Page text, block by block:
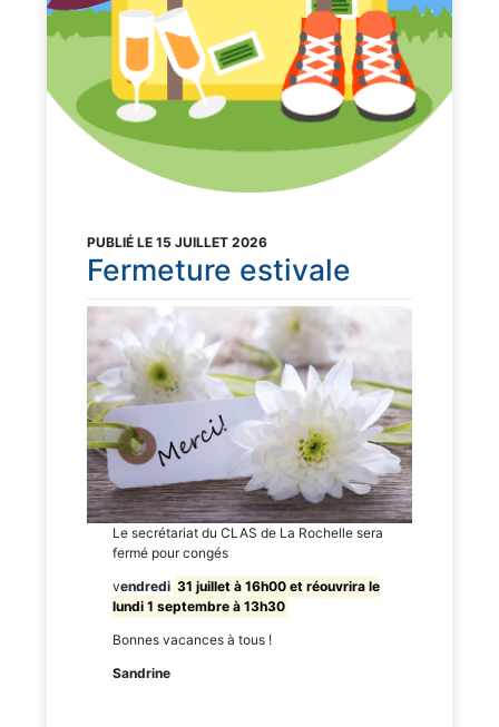
PUBLIÉ LE 15 JUILLET 2026
Fermeture estivale
Le secrétariat du CLAS de La Rochelle sera
fermé pour congés
vendredi 31 juillet à 16h00 et réouvrira le
lundi 1 septembre à 13h30
Bonnes vacances à tous !
Sandrine